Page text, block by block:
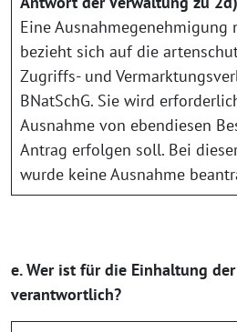
Eine Ausnahmegenehmigung
bezieht sich auf die
Zugriffs- und
BNatSchG. Sie wird
Ausnahme von ebendiesen
Antrag erfolgen soll. Bei
wurde keine Ausnahme
e. Wer ist für die Einhaltung
verantwortlich?